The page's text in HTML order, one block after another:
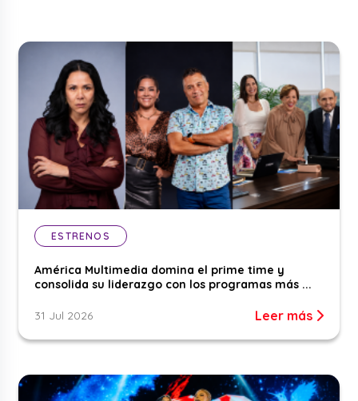
ESTRENOS
América Multimedia domina el prime time y
consolida su liderazgo con los programas más ...
31 Jul 2026 Leer más